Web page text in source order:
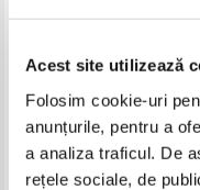
Acest site utilizează
Folosim cookie-uri
anunțurile, pentru a
a analiza traficul. De
rețele sociale, de